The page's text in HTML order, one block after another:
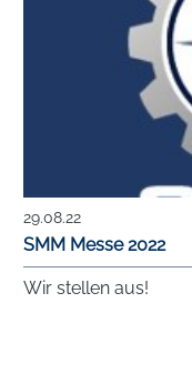
29.08.22
SMM Messe 2022
Wir stellen aus!